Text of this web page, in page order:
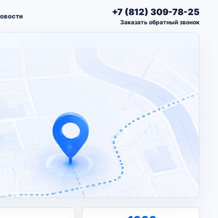
+7 (812) 309-78-25
Заказать обратный звонок